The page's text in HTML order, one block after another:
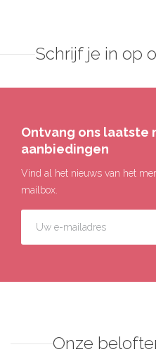
Schrijf je in op
Ontvang ons laatste
aanbiedingen
Vind al het nieuws van het
mailbox.
Onze